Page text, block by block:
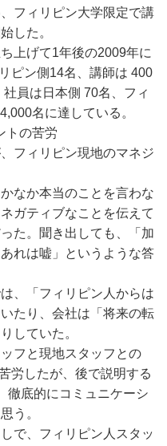
フィリピン大学限定で講
した。
上げて1年後の2009年に
ピン側14名、講師は 400
員は日本側 70名、フィ
名に達している。
トの苦労
フィリピン現地のマネジ
なか本当のことを言わな
ガティブなことを伝えて
た。聞き出しても、「加
れは嘘」というような答
、「フィリピン人からは
たり、会社は「将来の転
していた。
フと現地スタッフとの
労したが、後で説明する
徹底的にコミュニケーシ
う。
で、フィリピン人スタッ